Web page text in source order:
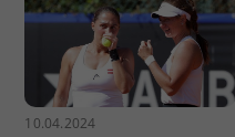
10.04.2024